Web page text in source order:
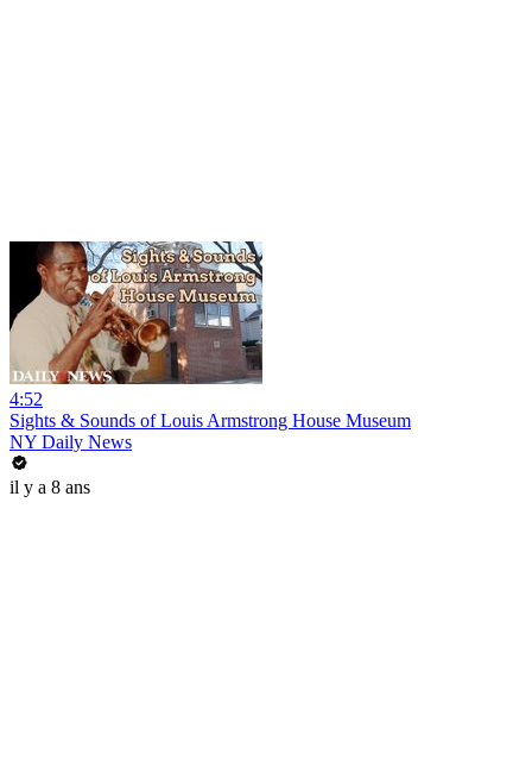
4:52
Sights & Sounds of Louis Armstrong House Museum
NY Daily News
il y a 8 ans